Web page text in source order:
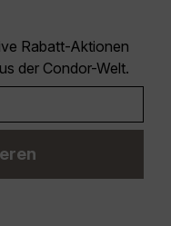
Rabatt-Aktionen
der Condor-Welt.